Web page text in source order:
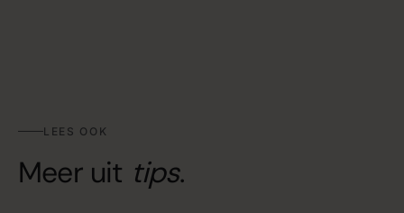
LEES OOK
Meer uit tips.